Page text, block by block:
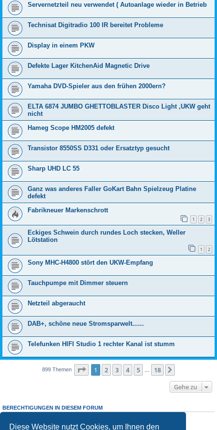
Diese Website nutzt Cookies, um Ihnen den
Servernetzteil neu verwendet ( Autoanlage wieder in Betrieb
Technisat Digitradio 100 IR bereitet Probleme
Display in einem PKW
Defekte Lager KitchenAid Magnetic Drive
Yamaha DVD-Spieler aus den frühen 2000ern?
ELTA 6874 JUMBO GHETTOBLASTER Disco Light ,UKW geht
nicht
Hameg Scope HM2005 defekt
Transistor 8550SS D331 oder Ersatztyp gesucht
Sharp UHD LC 55
Ganz was anderes Faller GoKart Bahn Spielzeug Platine
defekt
Fabrikneuer Markenschrott
1 2 3
Eckiges Schwein durch rundes Loch stecken, Weller
Lötstation
1 2
Sony MHC-H4800 stört den UKW-Empfang
Tauchpumpe mit Dimmer steuern
Netzteil abgeraucht
DAB+, schöne neue Stromsparwelt......
Telefunken HIFI Studio 1 rechter Kanal ist stumm
899 Themen Seite 1von 18
1 2 3 4 5 18
Gehe zu
BERECHTIGUNGEN IN DIESEM FORUM
Siedürfen
Antworten zu Themen in diesem Forum erstellen.